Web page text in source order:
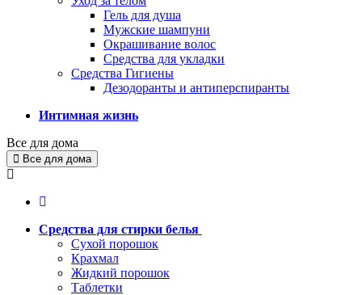
Гель для душа
Мужские шампуни
Окрашивание волос
Средства для укладки
Средства Гигиены
Дезодоранты и антиперспиранты
Интимная жизнь
Все для дома
Все для дома
Средства для стирки белья
Сухой порошок
Крахмал
Жидкий порошок
Таблетки